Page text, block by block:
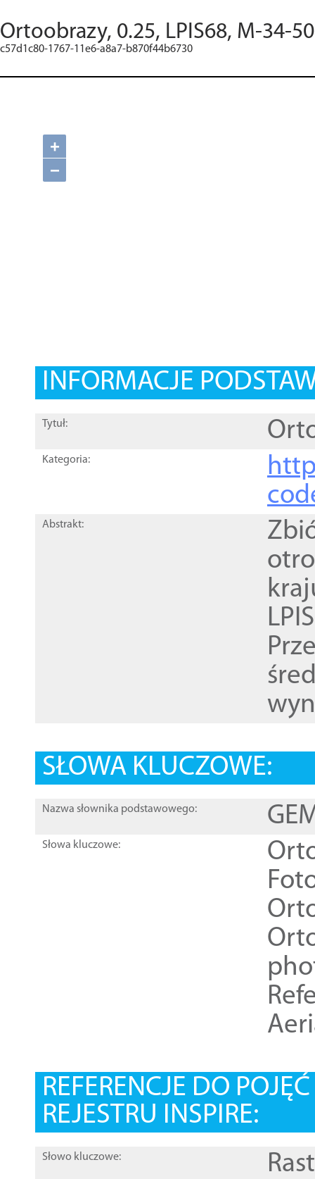
Ortoobrazy, 0.25, LPIS68, M-34-
c57d1c80-1767-11e6-a8a7-b870f44b6730
+
−
INFORMACJE
Tytuł:
Kategoria:
Abstrakt:
SŁOWA KLUCZOWE:
Nazwa słownika podstawowego:
Słowa kluczowe:
REFERENCJE DO
REJESTRU INSPIRE:
Słowo kluczowe: